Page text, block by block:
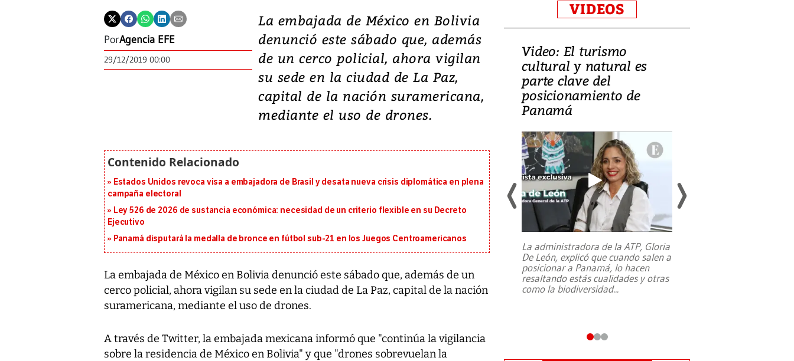
PorAgencia EFE
29/12/2019 00:00
La embajada de México en Bolivia
denunció este sábado que, además
de un cerco policial, ahora vigilan
su sede en la ciudad de La Paz,
capital de la nación suramericana,
mediante el uso de drones.
Estados Unidos revoca visa a embajadora de Brasil y desata nueva crisis diplomática en plena
campaña electoral
Ley 526 de 2026 de sustancia económica: necesidad de un criterio flexible en su Decreto
Ejecutivo
Panamá disputará la medalla de bronce en fútbol sub-21 en los Juegos Centroamericanos
La embajada de México en Bolivia denunció este sábado que, además de un
cerco policial, ahora vigilan su sede en la ciudad de La Paz, capital de la nación
suramericana, mediante el uso de drones.
A través de Twitter, la embajada mexicana informó que "continúa la vigilancia
sobre la residencia de México en Bolivia" y que "drones sobrevuelan la
VIDEOS
¿Es la ‘zambianización’
el modelo que Panamá
perdió?
Video: El turismo
cultural y natural es
parte clave del
posicionamiento de
Panamá
La administradora de la ATP, Gloria
De León, explicó que cuando salen a
posicionar a Panamá, lo hacen
resaltando estás cualidades y otras
como la biodiversidad...